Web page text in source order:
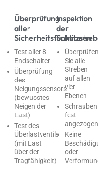
Überprüfung
aller
Sicherheitsfunktionen
Test aller 8
Endschalter
Überprüfung
des
Neigungssensors
(bewusstes
Neigen der
Last)
Test des
Überlastventils
(mit Last
über der
Tragfähigkeit)
Inspektion
der
Überprüfen
Sie alle
Streben
auf allen
vier
Ebenen
Schrauben
fest
angezogen
Keine
oder